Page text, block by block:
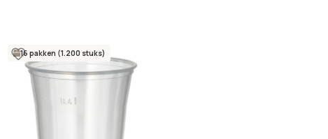
16 pakken (1.200 stuks)